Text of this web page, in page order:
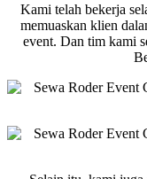
Kami telah bekerja
memuaskan klien
event. Dan tim kami